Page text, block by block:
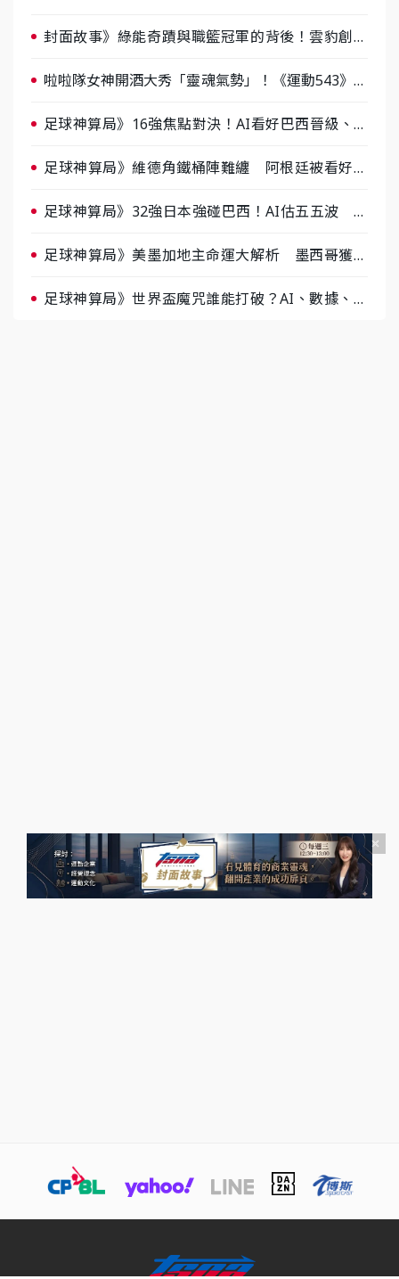
封面故事》綠能奇蹟與職籃冠軍的背後！雲豹創辦
啦啦隊女神開酒大秀「靈魂氣勢」！《運動543》微
足球神算局》16強焦點對決！AI看好巴西晉級、數
足球神算局》維德角鐵桶陣難纏 阿根廷被看好下
足球神算局》32強日本強碰巴西！AI估五五波 牛
足球神算局》美墨加地主命運大解析 墨西哥獲數
足球神算局》世界盃魔咒誰能打破？AI、數據、塔